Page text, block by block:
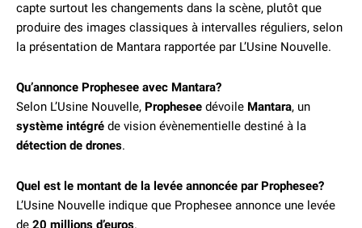
capte surtout les changements dans la scène, plutôt que
produire des images classiques à intervalles réguliers, selon
la présentation de Mantara rapportée par L’Usine Nouvelle.
Qu’annonce Prophesee avec Mantara?
Selon L’Usine Nouvelle, Prophesee dévoile Mantara, un
système intégré de vision évènementielle destiné à la
détection de drones.
Quel est le montant de la levée annoncée par Prophesee?
L’Usine Nouvelle indique que Prophesee annonce une levée
de 20 millions d’euros.